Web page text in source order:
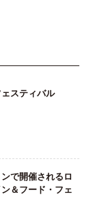
スティバル
で開催されるロ
＆フード・フェ